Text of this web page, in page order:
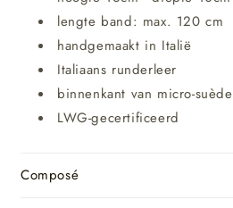
lengte band: max. 120 cm
handgemaakt in Italië
Italiaans runderleer
binnenkant van micro-suède
LWG-gecertificeerd
Composé